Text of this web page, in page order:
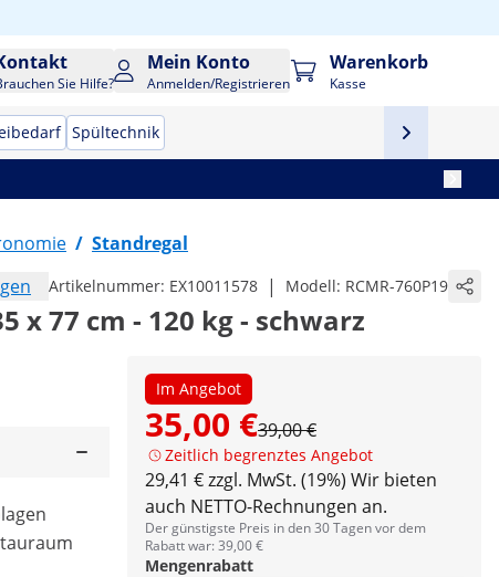
Sie Hilfe?
Mein Konto
Anmelden/Registrieren
Warenkorb
Kasse
Spültechnik
/ Standregal
Artikelnummer: EX10011578 | Modell: RCMR-760P19
x 77 cm - 120 kg - schwarz
Im Angebot
35,00 €39,00 €
Zeitlich begrenztes Angebot
29,41 € zzgl. MwSt. (19%) Wir bieten
auch NETTO-Rechnungen an.
Der günstigste Preis in den 30 Tagen vor dem
Rabatt war: 39,00 €
Mengenrabatt